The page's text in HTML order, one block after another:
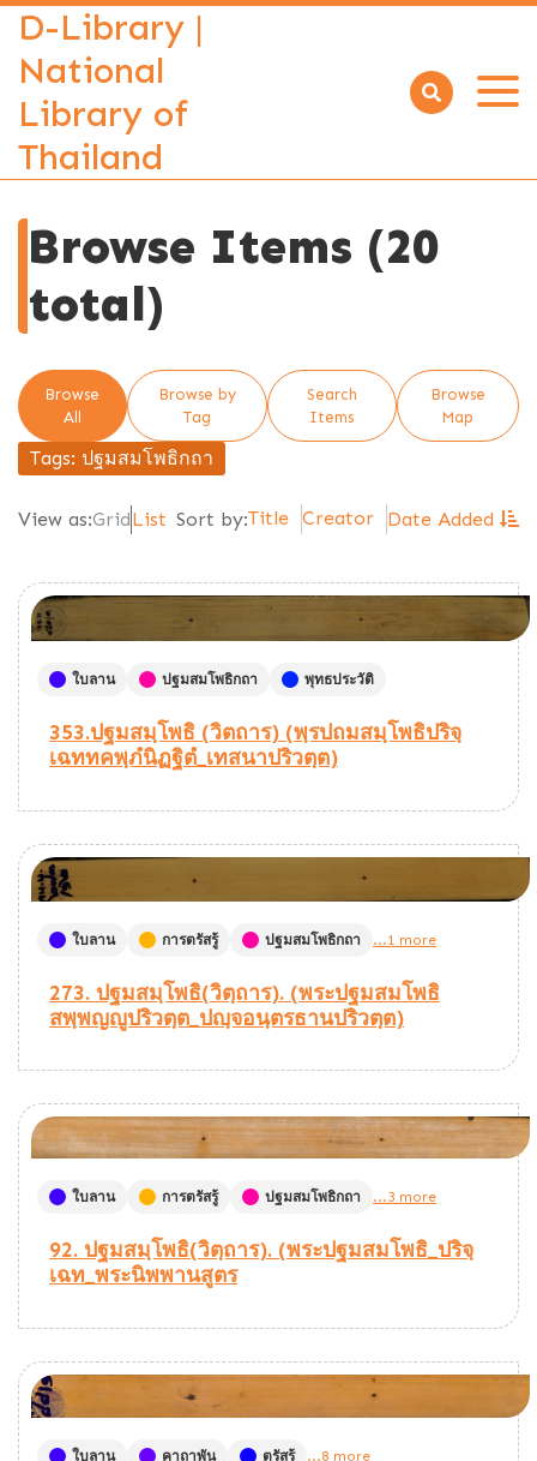
D-Library |
National
Library of
Thailand
Open
Browse Items (20
total)
Browse
All
Browse by
Tag
Search
Items
Browse
Map
Tags: ปฐมสมโพธิกถา
View as:GridList Sort by:Title Creator Date Added
ใบลาน ปฐมสมโพธิกถา พุทธประวัติ
353.ปฐมสมฺโพธิ (วิตถาร) (พฺรปถมสมฺโพธิปริจฺ
เฉททคพฺภํนิฏฐิตํ_เทสนาปริวตฺต)
ใบลาน การตรัสรู้ ปฐมสมโพธิกถา ...1 more
273. ปฐมสมฺโพธิ(วิตฺถาร). (พระปฐมสมโพธิ
สพฺพญญูปริวตฺต_ปญฺจอนฺตรธานปริวตฺต)
ใบลาน การตรัสรู้ ปฐมสมโพธิกถา ...3 more
92. ปฐมสมฺโพธิ(วิตฺถาร). (พระปฐมสมโพธิ_ปริจฺ
เฉท_พระนิพพานสูตร
ใบลาน คาถาพัน ตรัสรู้ ...8 more